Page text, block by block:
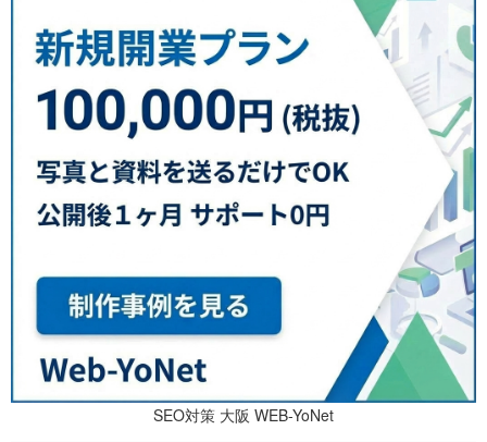
SEO対策 大阪 WEB-YoNet